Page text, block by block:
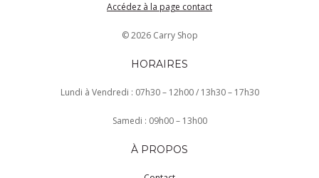
Accédez à la page contact
© 2026 Carry Shop
HORAIRES
Lundi à Vendredi : 07h30 – 12h00 / 13h30 – 17h30
Samedi : 09h00 – 13h00
À PROPOS